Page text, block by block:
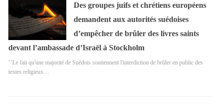
Des groupes juifs et chrétiens européens
demandent aux autorités suédoises
d’empêcher de brûler des livres saints
devant l’ambassade d’Israël à Stockholm
‘’Le fait qu'une majorité de Suédois soutiennent l'interdiction de brûler en public des
textes religieux…